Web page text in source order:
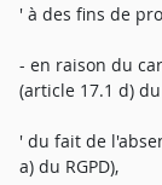
' à des fins de
- en raison du
(article 17.1 d) du
' du fait de
a) du RGPD),